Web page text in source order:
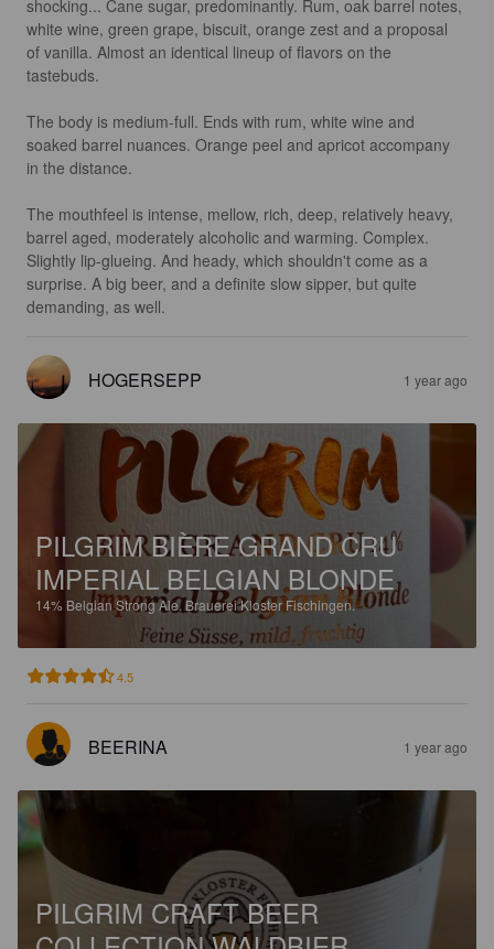
shocking... Cane sugar, predominantly. Rum, oak barrel notes,
white wine, green grape, biscuit, orange zest and a proposal
of vanilla. Almost an identical lineup of flavors on the
tastebuds.
The body is medium-full. Ends with rum, white wine and
soaked barrel nuances. Orange peel and apricot accompany
in the distance.
The mouthfeel is intense, mellow, rich, deep, relatively heavy,
barrel aged, moderately alcoholic and warming. Complex.
Slightly lip-glueing. And heady, which shouldn't come as a
surprise. A big beer, and a definite slow sipper, but quite
demanding, as well.
HOGERSEPP 1 year ago
PILGRIM BIÈRE GRAND CRU
IMPERIAL BELGIAN BLONDE
14% Belgian Strong Ale.Brauerei Kloster Fischingen.
4.5
BEERINA 1 year ago
PILGRIM CRAFT BEER